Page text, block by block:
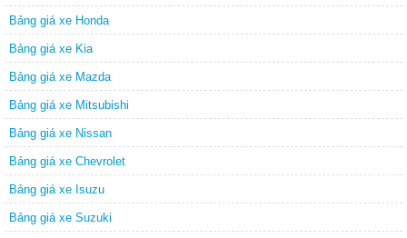
Bảng giá xe Honda
Bảng giá xe Kia
Bảng giá xe Mazda
Bảng giá xe Mitsubishi
Bảng giá xe Nissan
Bảng giá xe Chevrolet
Bảng giá xe Isuzu
Bảng giá xe Suzuki